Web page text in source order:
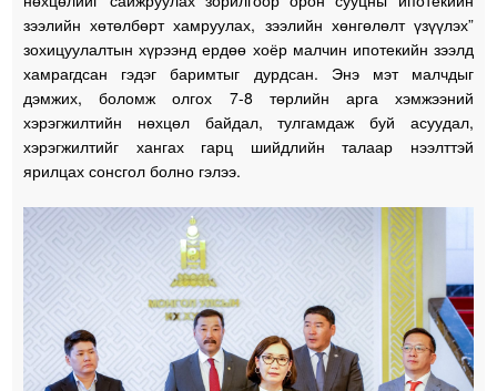
зээлийн хөтөлбөрт хамруулах, зээлийн хөнгөлөлт үзүүлэх”
зохицуулалтын хүрээнд ердөө хоёр малчин ипотекийн зээлд
хамрагдсан гэдэг баримтыг дурдсан. Энэ мэт малчдыг
дэмжих, боломж олгох 7-8 төрлийн арга хэмжээний
хэрэгжилтийн нөхцөл байдал, тулгамдаж буй асуудал,
хэрэгжилтийг хангах гарц шийдлийн талаар нээлттэй
ярилцах сонсгол болно гэлээ.